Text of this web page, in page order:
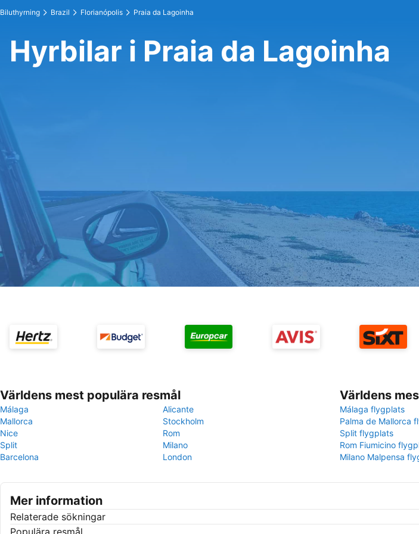
Biluthyrning Brazil Florianópolis Praia da Lagoinha
Hyrbilar i Praia da Lagoinha
Världens mest populära resmål
Málaga
Alicante
Mallorca
Stockholm
Nice
Rom
Split
Milano
Barcelona
London
Världens
Málaga flygplats
Palma de Mallorca
Split flygplats
Rom Fiumicino
Milano Malpensa
Mer information
Relaterade sökningar
Populära resmål